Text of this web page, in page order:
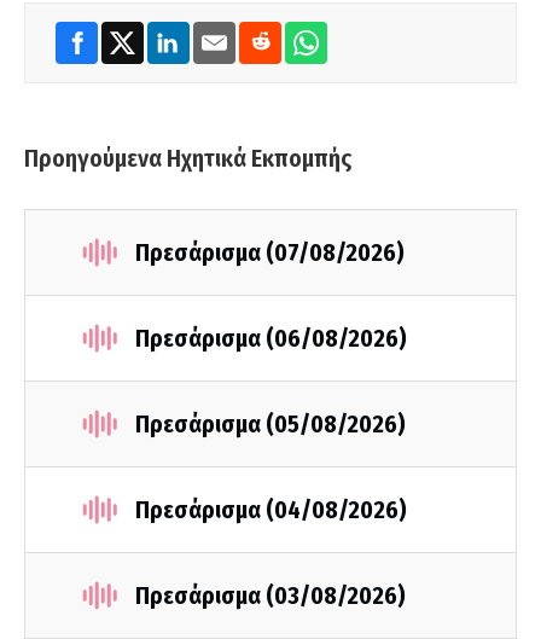
Προηγούμενα Ηχητικά Εκπομπής
Πρεσάρισμα (07/08/2026)
Πρεσάρισμα (06/08/2026)
Πρεσάρισμα (05/08/2026)
Πρεσάρισμα (04/08/2026)
Πρεσάρισμα (03/08/2026)